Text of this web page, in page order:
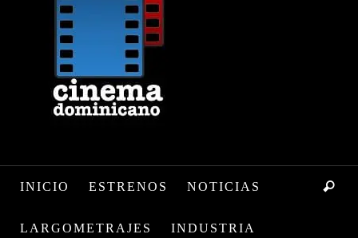
INICIO ESTRENOS NOTICIAS
LARGOMETRAJES INDUSTRIA